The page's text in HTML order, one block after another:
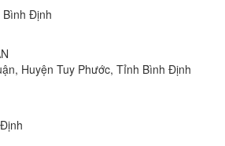
Bình Định
Huyện Tuy Phước, Tỉnh Bình Định